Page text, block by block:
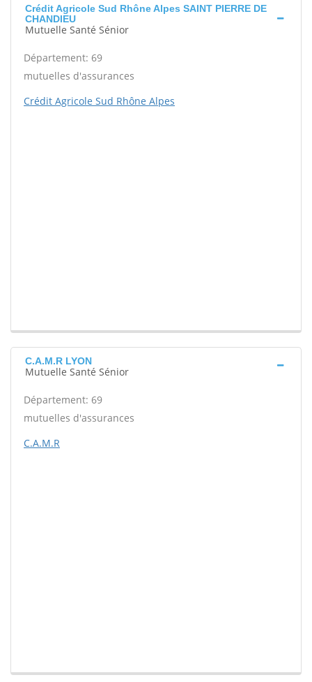
Crédit Agricole Sud Rhône Alpes SAINT PIERRE DE
CHANDIEU
Mutuelle Santé Sénior
Département: 69
mutuelles d'assurances
Crédit Agricole Sud Rhône Alpes
C.A.M.R LYON
Mutuelle Santé Sénior
Département: 69
mutuelles d'assurances
C.A.M.R